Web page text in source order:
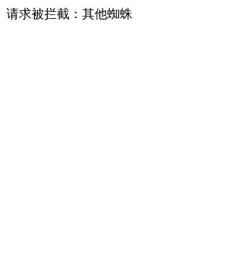
请求被拦截：其他蜘蛛